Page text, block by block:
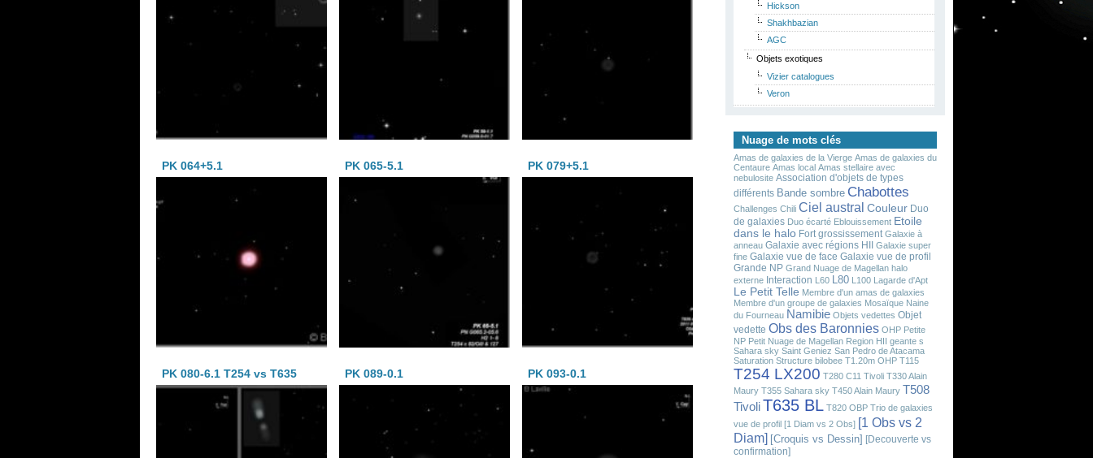
PK 064+5.1 PK 065-5.1 PK 079+5.1
PK 080-6.1 T254 vs T635 PK 089-0.1 PK 093-0.1
Hickson
Shakhbazian
AGC
Objets exotiques
Vizier catalogues
Veron
Nuage de mots clés
Amas de galaxies de la Vierge Amas de galaxies du
Centaure Amas local Amas stellaire avec
nebulosite Association d'objets de types
différents Bande sombre Chabottes
Challenges Chili Ciel austral Couleur Duo
de galaxies Duo écarté Eblouissement Etoile
dans le halo Fort grossissement Galaxie à
anneau Galaxie avec régions HII
Galaxie super
fine Galaxie vue de face Galaxie vue de profil
Grande NP Grand Nuage de Magellan halo
externe Interaction L60 L80 L100 Lagarde d'Apt
Le Petit Telle Membre d'un amas de galaxies
Membre d'un groupe de galaxies Mosaïque Naine
du Fourneau Namibie Objets vedettes Objet
vedette Obs des Baronnies OHP Petite
NP Petit Nuage de Magellan Region HII geante s
Sahara sky Saint Geniez San Pedro de Atacama
Saturation Structure bilobee T1.20m OHP T115
T254 LX200 T280 C11 Tivoli T330 Alain
Maury T355 Sahara sky T450 Alain Maury T508
TivoliT635 BL T820 OBP Trio de galaxies
vue de profil [1 Diam vs 2 Obs] [1 Obs vs 2
Diam] [Croquis vs Dessin] [Decouverte vs
confirmation]